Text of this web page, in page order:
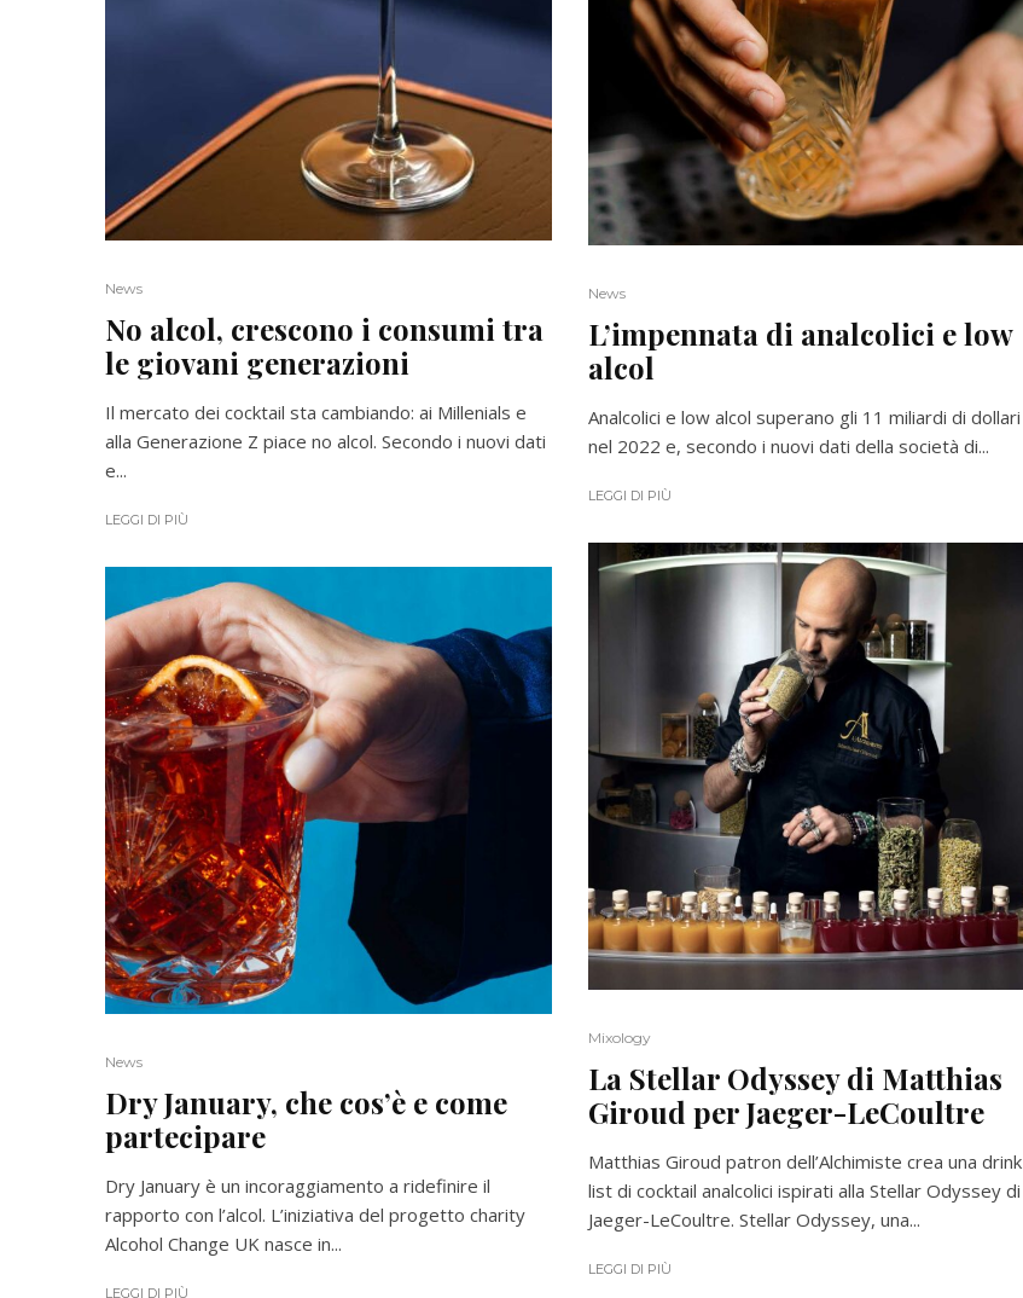
News
No alcol, crescono i consumi tra
le giovani generazioni
Il mercato dei cocktail sta cambiando: ai Millenials e
alla Generazione Z piace no alcol. Secondo i nuovi dati
e...
LEGGI DI PIÙ
News
Dry January, che cos’è e come
partecipare
Dry January è un incoraggiamento a ridefinire il
rapporto con l’alcol. L’iniziativa del progetto charity
Alcohol Change UK nasce in...
LEGGI DI PIÙ
News
L’impennata di analcolici e low
alcol
Analcolici e low alcol superano gli 11 miliardi di dollari
nel 2022 e, secondo i nuovi dati della società di...
LEGGI DI PIÙ
Mixology
La Stellar Odyssey di Matthias
Giroud per Jaeger-LeCoultre
Matthias Giroud patron dell’Alchimiste crea una drink
list di cocktail analcolici ispirati alla Stellar Odyssey di
Jaeger-LeCoultre. Stellar Odyssey, una...
LEGGI DI PIÙ